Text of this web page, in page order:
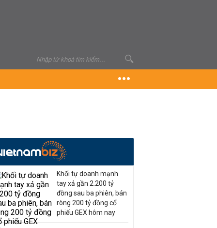
Khối tự doanh mạnh
tay xả gần 2.200 tỷ
đồng sau ba phiên, bán
ròng 200 tỷ đồng cổ
phiếu GEX hôm nay